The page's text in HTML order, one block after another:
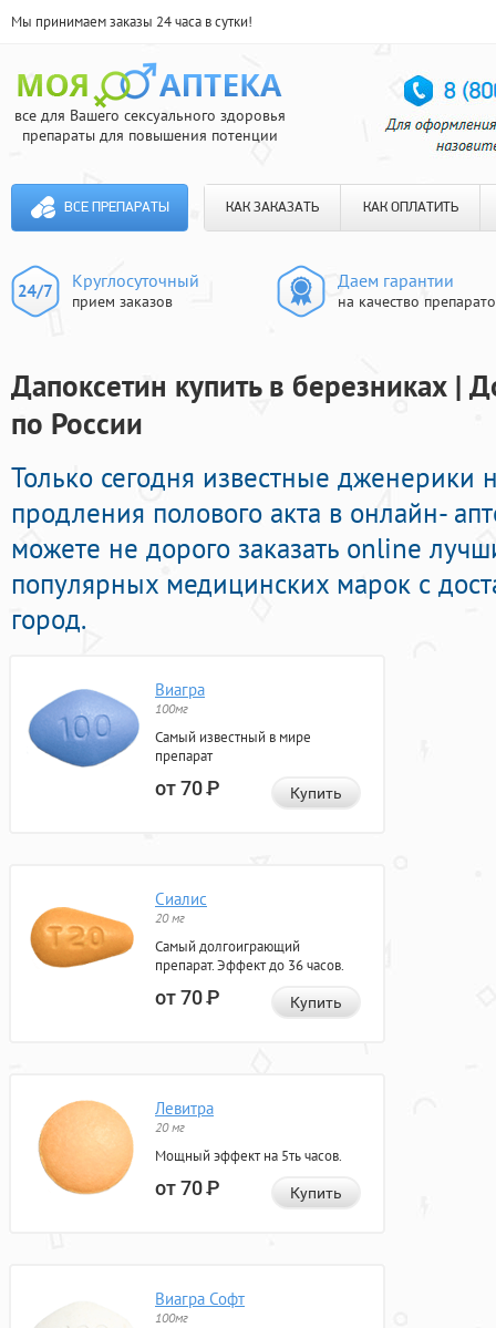
Мы принимаем заказы 24 часа в сутки!
все для Вашего сексуального здоровья
препараты для повышения потенции
ВСЕ ПРЕПАРАТЫ КАК ЗАКАЗАТЬ КАК ОПЛАТИТЬ
Круглосуточный
прием заказов
Даем гарантии
на качество
Дапоксетин купить в березниках |
по России
Только сегодня известные дженерики
продления полового акта в онлайн-
можете не дорого заказать online
популярных медицинских марок с
город.
Виагра
100мг
Самый известный в мире
препарат
от 70Р Купить
Сиалис
20 мг
Самый долгоиграющий
препарат. Эффект до 36 часов.
от 70Р Купить
Левитра
20 мг
Мощный эффект на 5ть часов.
от 70Р Купить
Виагра Софт
100мг